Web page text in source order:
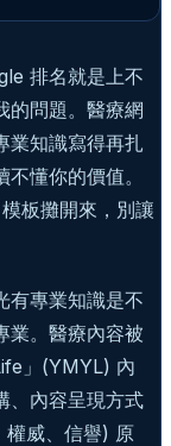
排名就是上不
的問題。醫療網
業知識寫得再扎
懂你的價值。
板攤開來，別讓
有專業知識是不
業。醫療內容被
」(YMYL) 內
、內容呈現方式
威、信譽) 原